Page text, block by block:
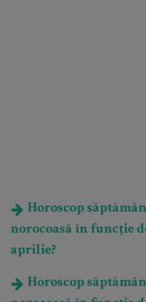
Horoscop
norocoasă în funcție
aprilie?
Horoscop